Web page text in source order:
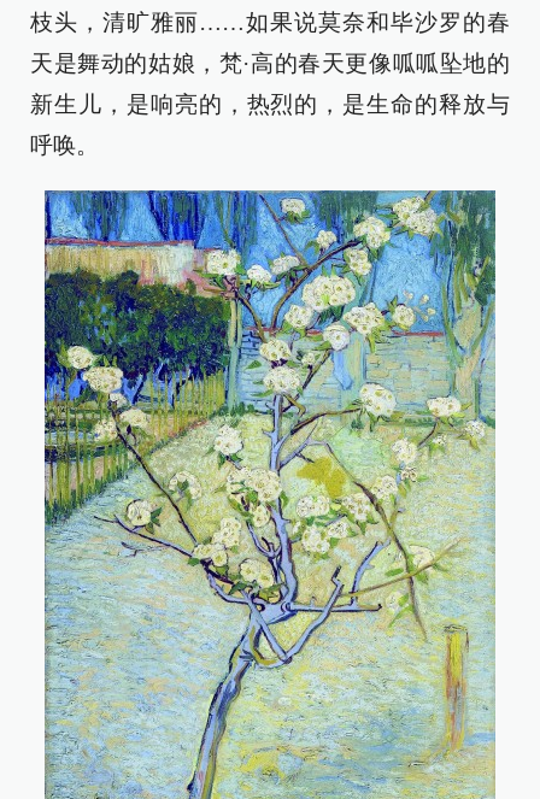
枝头，清旷雅丽……如果说莫奈和毕沙罗的春
天是舞动的姑娘，梵·高的春天更像呱呱坠地的
新生儿，是响亮的，热烈的，是生命的释放与
呼唤。